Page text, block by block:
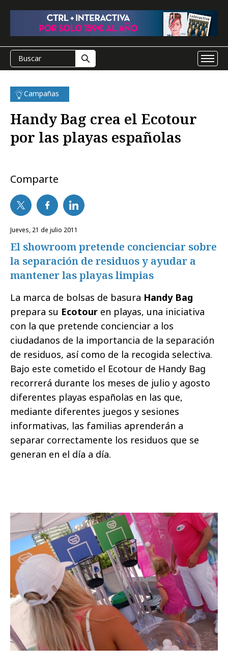
Campañas
Handy Bag crea el Ecotour
por las playas españolas
Comparte
jueves, 21 de julio 2011
El showroom pretende concienciar sobre
la separación de residuos y ayudar a
mantener las playas limpias
La marca de bolsas de basura Handy Bag
prepara su Ecotour en playas, una iniciativa
con la que pretende concienciar a los
ciudadanos de la importancia de la separación
de residuos, así como de la recogida selectiva.
Bajo este cometido el Ecotour de Handy Bag
recorrerá durante los meses de julio y agosto
diferentes playas españolas en las que,
mediante diferentes juegos y sesiones
informativas, las familias aprenderán a
separar correctamente los residuos que se
generan en el día a día.